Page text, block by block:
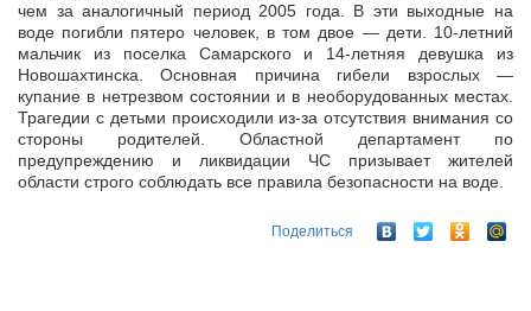
чем за аналогичный период 2005 года. В эти выходные на
воде погибли пятеро человек, втом двое — дети. 10-летний
мальчик из поселка Самарского и 14-летняя девушка из
Новошахтинска. Основная причина гибели взрослых —
купание в нетрезвом состоянии и в необорудованных местах.
Трагедии с детьми происходили из-за отсутствия внимания со
стороны родителей. Областной департамент по
предупреждению и ликвидации ЧС призывает жителей
области строго соблюдать все правила безопасности на воде.
Поделиться